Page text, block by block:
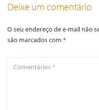
Deixe um comentário
O seu endereço de e-mail não
são marcados com *